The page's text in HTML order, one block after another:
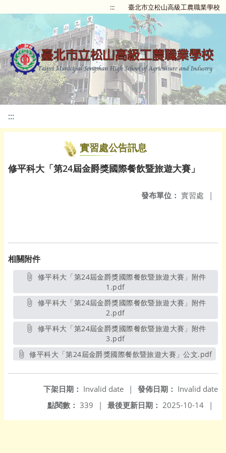
::: 臺北市立松山高級工農職業學校
:::
實習處公告訊息
修平科大「第24屆金爵獎國際餐飲暨旅遊大賽」
發布單位： 實習處 |
相關附件
1.pdf另開新視窗
2.pdf另開新視窗
3.pdf另開新視窗
修平科大「第24屆金爵獎國際餐飲暨旅遊大賽」公文.pdf
發佈日期： Invalid date
下架日期： Invalid date
|
最後更新日期： 2025-10-14 |
點閱數： 339 |